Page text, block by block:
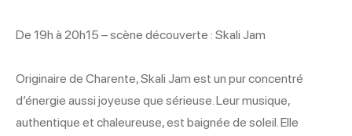
De 19h à 20h15 – scène découverte : Skali Jam
Originaire de Charente, Skali Jam est un pur concentré
d’énergie aussi joyeuse que sérieuse. Leur musique,
authentique et chaleureuse, est baignée de soleil. Elle